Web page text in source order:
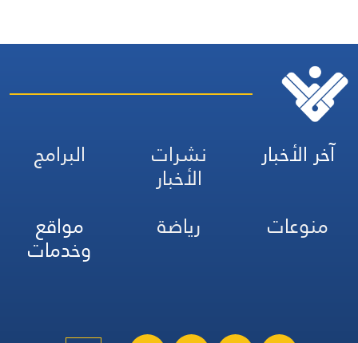
آخر الأخبار نشرات
الأخبار
البرامج
منوعات
رياضة مواقع
وخدمات